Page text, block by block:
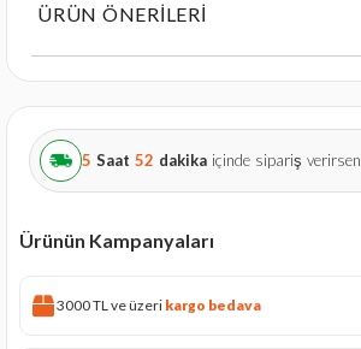
ÜRÜN ÖNERILERI
5 Saat 52 dakika içinde sipariş verirsen
Ürünün Kampanyaları
3000 TL ve üzeri kargo bedava